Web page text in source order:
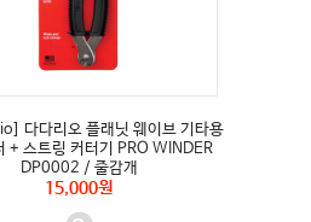
다다리오 플래닛 웨이브 기타용
+ 스트링 커터기 PRO WINDER
DP0002 / 줄감개
15,000원